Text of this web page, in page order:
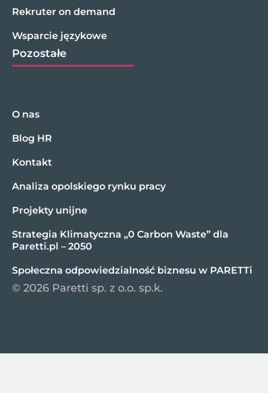
Rekruter on demand
Wsparcie językowe
Pozostałe
O nas
Blog HR
Kontakt
Analiza opolskiego rynku pracy
Projekty unijne
Strategia Klimatyczna „0 Carbon Waste” dla
Paretti.pl – 2050
Społeczna odpowiedzialność biznesu w PARETTi
© 2026 Paretti sp. z o.o. sp.k.